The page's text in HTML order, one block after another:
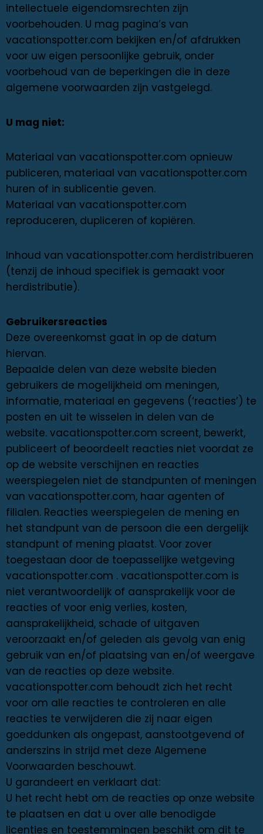
intellectuele eigendomsrechten zijn
voorbehouden. U mag pagina’s van
vacationspotter.com bekijken en/of afdrukken
voor uw eigen persoonlijke gebruik, onder
voorbehoud van de beperkingen die in deze
algemene voorwaarden zijn vastgelegd.
U mag niet:
Materiaal van vacationspotter.com opnieuw
publiceren, materiaal van vacationspotter.com
huren of in sublicentie geven.
Materiaal van vacationspotter.com
reproduceren, dupliceren of kopiëren.
Inhoud van vacationspotter.com herdistribueren
(tenzij de inhoud specifiek is gemaakt voor
herdistributie).
Gebruikersreacties
Deze overeenkomst gaat in op de datum
hiervan.
Bepaalde delen van deze website bieden
gebruikers de mogelijkheid om meningen,
informatie, materiaal en gegevens (‘reacties’) te
posten en uit te wisselen in delen van de
website. vacationspotter.com screent, bewerkt,
publiceert of beoordeelt reacties niet voordat ze
op de website verschijnen en reacties
weerspiegelen niet de standpunten of meningen
van vacationspotter.com, haar agenten of
filialen. Reacties weerspiegelen de mening en
het standpunt van de persoon die een dergelijk
standpunt of mening plaatst. Voor zover
toegestaan ​​door de toepasselijke wetgeving
vacationspotter.com . vacationspotter.com is
niet verantwoordelijk of aansprakelijk voor de
reacties of voor enig verlies, kosten,
aansprakelijkheid, schade of uitgaven
veroorzaakt en/of geleden als gevolg van enig
gebruik van en/of plaatsing van en/of weergave
van de reacties op deze website.
vacationspotter.com behoudt zich het recht
voor om alle reacties te controleren en alle
reacties te verwijderen die zij naar eigen
goeddunken als ongepast, aanstootgevend of
anderszins in strijd met deze Algemene
Voorwaarden beschouwt.
U garandeert en verklaart dat:
U het recht hebt om de reacties op onze website
te plaatsen en dat u over alle benodigde
licenties en toestemmingen beschikt om dit te